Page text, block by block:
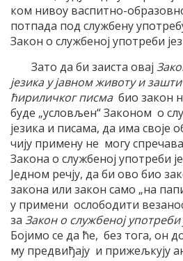
ком нивоу васпитно-
потпада под службену
Закон о службеној употреби
Зато да би заиста овај
језика у јавном животу и
ћириличког писма био закон
буде „условљен“ Законом о
језика и писама, да има своје
чију примену не могу
Закона о службеној употреби
Једном речју, да би ово био
закона или закон само „на
у примени ослободити
за Закон о службеној
Бојимо се да ће, без тога, он
му предвиђају и прижељкују